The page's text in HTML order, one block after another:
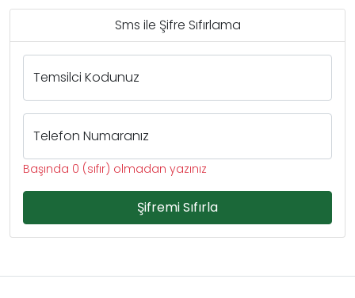
Sms ile Şifre Sıfırlama
Temsilci Kodunuz
Telefon Numaranız
Başında 0 (sıfır) olmadan yazınız
Şifremi Sıfırla